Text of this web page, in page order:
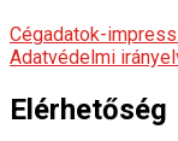
Cégadatok-
Adatvédelmi
Elérhetőség